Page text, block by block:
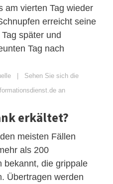
am vierten Tag wieder
erreicht seine
später und
Tag nach
| Sehen Sie sich die
an
erkältet?
meisten Fällen
als 200
bekannt, die grippale
Übertragen werden